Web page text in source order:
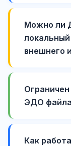
Можно ли
внешнего
ЭДО
Как